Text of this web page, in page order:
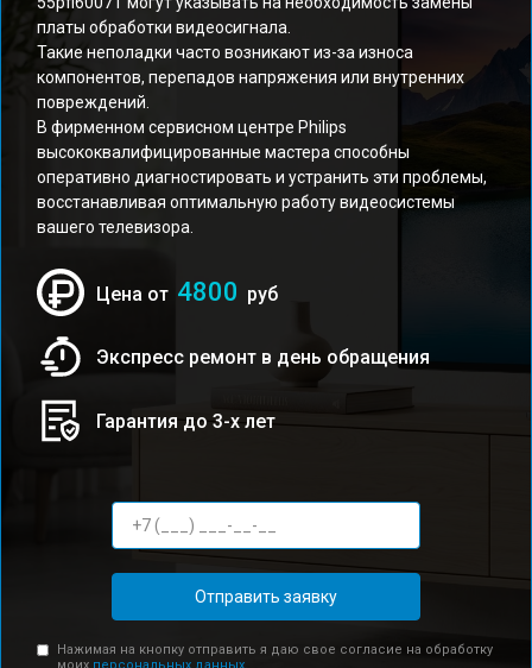
платы обработки видеосигнала.
Такие неполадки часто возникают из-за износа
компонентов, перепадов напряжения или внутренних
повреждений.
В фирменном сервисном центре Philips
высококвалифицированные мастера способны
оперативно диагностировать и устранить эти проблемы,
восстанавливая оптимальную работу видеосистемы
вашего телевизора.
Цена от 4800 руб
Экспресс ремонт в день обращения
Гарантия до 3-х лет
Отправить заявку
Нажимая на кнопку отправить я даю свое согласие на обработку